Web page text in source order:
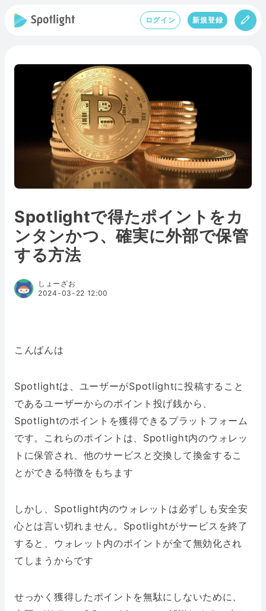
ログイン 新規登録
Spotlightで得たポイントをカ
ンタンかつ、確実に外部で保管
する方法
しょーざお
2024-03-22 12:00
こんばんは
Spotlightは、ユーザーがSpotlightに投稿すること
であるユーザーからのポイント投げ銭から、
Spotlightのポイントを獲得できるプラットフォーム
です。これらのポイントは、Spotlight内のウォレッ
トに保管され、他のサービスと交換して換金するこ
とができる特徴をもちます
しかし、Spotlight内のウォレットは必ずしも安全安
心とは言い切れません。Spotlightがサービスを終了
すると、ウォレット内のポイントが全て無効化され
てしまうからです
せっかく獲得したポイントを無駄にしないために、